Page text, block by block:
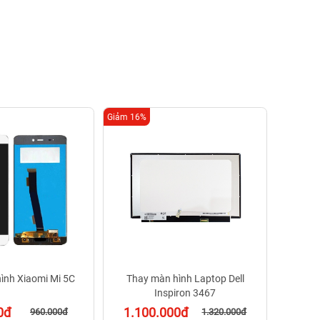
Xiaomi Mi 5C
960.000đ
Thay màn hình Laptop Dell
Inspiron 3467
1.100.000đ 1.320.000đ
Giảm 16%